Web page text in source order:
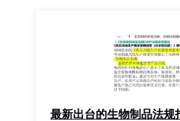
最新出台的生物制品法规